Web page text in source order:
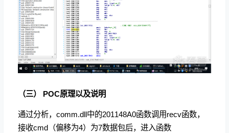
（三） POC原理以及说明
通过分析，comm.dll中的201148A0函数调用recv函数，
接收cmd（偏移为4）为7数据包后，进入函数